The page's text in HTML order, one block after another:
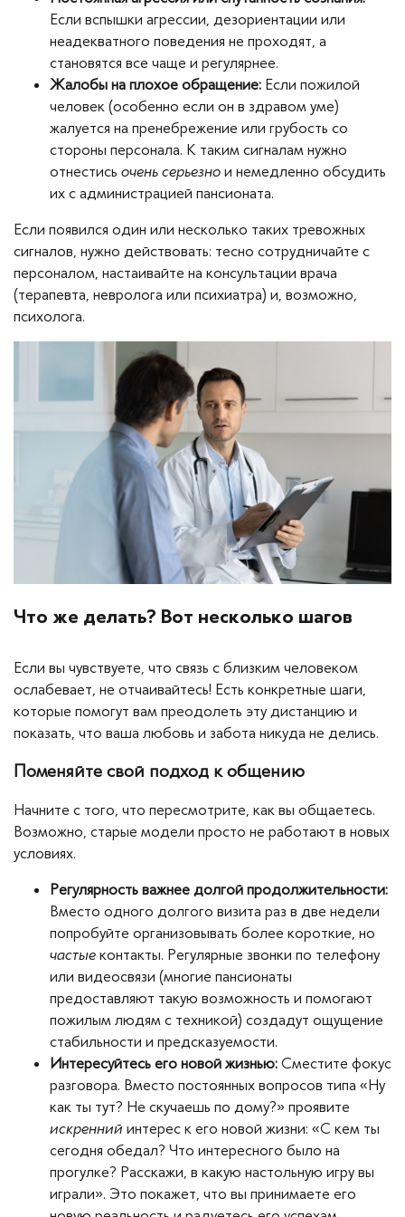
Если вспышки агрессии, дезориентации или
неадекватного поведения не проходят, а
становятся все чаще и регулярнее.
Жалобы на плохое обращение: Если пожилой
человек (особенно если он в здравом уме)
жалуется на пренебрежение или грубость со
стороны персонала. К таким сигналам нужно
отнестись очень серьезно и немедленно обсудить
их с администрацией пансионата.
Если появился один или несколько таких тревожных
сигналов, нужно действовать: тесно сотрудничайте с
персоналом, настаивайте на консультации врача
(терапевта, невролога или психиатра) и, возможно,
психолога.
Что же делать? Вот несколько шагов
Если вы чувствуете, что связь с близким человеком
ослабевает, не отчаивайтесь! Есть конкретные шаги,
которые помогут вам преодолеть эту дистанцию и
показать, что ваша любовь и забота никуда не делись.
Поменяйте свой подход к общению
Начните с того, что пересмотрите, как вы общаетесь.
Возможно, старые модели просто не работают в новых
условиях.
Регулярность важнее долгой продолжительности:
Вместо одного долгого визита раз в две недели
попробуйте организовывать более короткие, но
частые контакты. Регулярные звонки по телефону
или видеосвязи (многие пансионаты
предоставляют такую возможность и помогают
пожилым людям с техникой) создадут ощущение
стабильности и предсказуемости.
Интересуйтесь его новой жизнью: Сместите фокус
разговора. Вместо постоянных вопросов типа «Ну
как ты тут? Не скучаешь по дому?» проявите
искренний интерес к его новой жизни: «С кем ты
сегодня обедал? Что интересного было на
прогулке? Расскажи, в какую настольную игру вы
играли». Это покажет, что вы принимаете его